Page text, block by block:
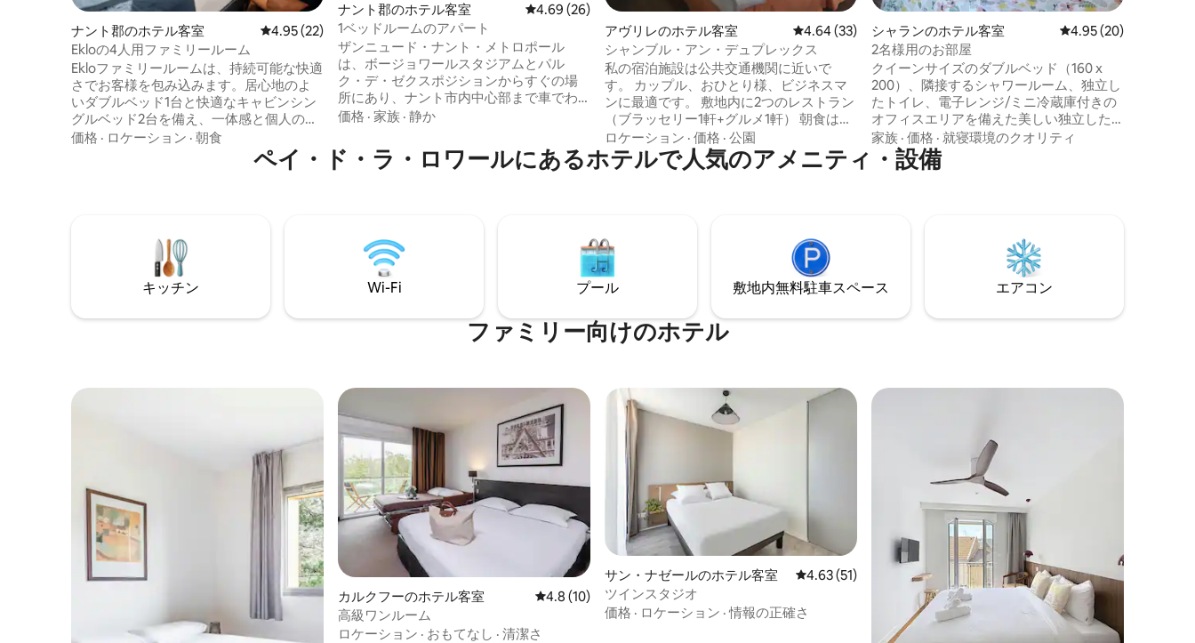
ナント郡のホテル客室 レビュー22件、5つ星中4.95つ星の平均評価
4.95 (22)
Ekloの4人用ファミリールーム
Ekloファミリールームは、持続可能な快適
さでお客様を包み込みます。居心地のよ
いダブルベッド1台と快適なキャビンシン
グルベッド2台を備え、一体感と個人の空
間が融合したレイアウトです。環境に配
慮した素材で作られ、柔らかな低エネル
ギー照明が施されています。エアコン、
ースを完備し、家族や友人と責任を持っ
てくつろげる、温かみのある禁煙の隠れ
価格 · ロケーション · 朝食
ナント郡のホテル客室 レビュー26件、5つ星中4.69つ星の平均評価
4.69 (26)
1ベッドルームのアパート
ザンニュード・ナント・メトロポール
は、ボージョワールスタジアムとパル
ク・デ・ゼクスポジションからすぐの場
所にあり、ナント市内中心部まで車でわ
ずか10分です。 この37m²のアパートは最
整ったキッチン、ソファーベッド、液晶
テレビを備えたリビングスペースがあり
価格 · 家族 · 静か
アヴリレのホテル客室 レビュー33件、5つ星中4.64つ星の平均評価
4.64 (33)
シャンブル・アン・デュプレックス
私の宿泊施設は公共交通機関に近いで
す。 カップル、おひとり様、ビジネスマ
ンに最適です。 敷地内に2つのレストラン
（ブラッセリー1軒+グルメ1軒） 朝食は含
まれておりません（11.90ユーロ） 共用エ
リア：ジャグジー（2024年11月から2025
年4月まで工事中）＆サウナ（通年、2025
ロケーション · 価格 · 公園
シャランのホテル客室 レビュー20件、5つ星
4.95 (20)
2名様用のお部屋
クイーンサイズのダブルベッド（160 x
200）、隣接するシャワールーム、独立し
たトイレ、電子レンジ/ミニ冷蔵庫付きの
オフィスエリアを備えた美しい独立した
部屋。 外にはテーブル、椅子が備わった
テラスがあります。 敷地内に無料の駐車
場があります。 この部屋は、車でサン・
家族 · 価格 · 就寝環境のクオリティ
ペイ・ド・ラ・ロワールにあるホ⁠テ⁠ル⁠で人⁠気⁠のア⁠メ⁠ニ⁠テ⁠ィ⁠・設⁠備
キッチン Wi-Fi プール 敷地内無料駐⁠車ス⁠ペ⁠ー⁠ス エアコン
ファミリー向⁠け⁠のホ⁠テ⁠ル
カルクフーのホテル客室 レビュー10件、5つ星中4.8つ星の平均評価
4.8 (10)
高級ワンルーム
ロケーション · おもてなし · 清潔さ
サン・ナゼールのホテル客室 レビュー51件、5つ星中4.63つ星の平均評価
4.63 (51)
ツインスタジオ
価格 · ロケーション ·情報の正確さ